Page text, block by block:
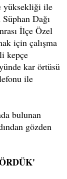
yüksekliği ile
Dağı
İlçe Özel
için çalışma
kepçe
kar örtüsü
ile
bulunan
gözden